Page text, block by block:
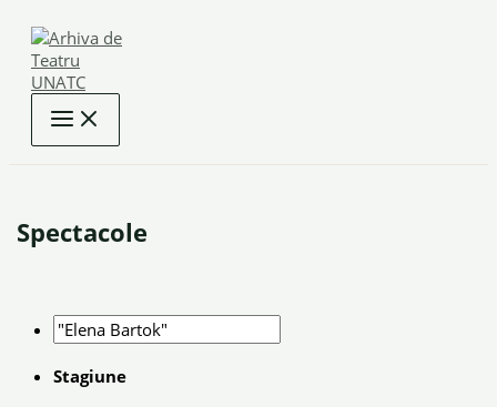
content
Spectacole
Stagiune